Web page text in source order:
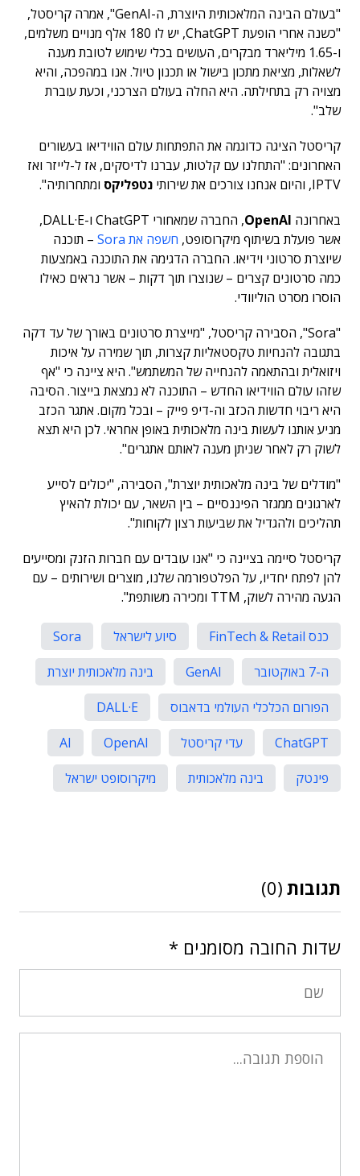
"בעולם הבינה המלאכותית היוצרת, ה-GenAI", אמרה קריסטל,
"כשנה אחרי הופעת ChatGPT, יש לו 180 אלף מנויים משלמים,
ו-1.65 מיליארד מבקרים, העושים בכלי שימוש לטובת מענה
לשאלות, מציאת מתכון בישול או תכנון טיול. אנו במהפכה, והיא
מצויה רק בתחילתה. היא החלה בעולם הצרכני, וכעת עוברת
שלב".
קריסטל הציגה כדוגמה את התפתחות עולם הווידיאו בעשורים
האחרונים: "התחלנו עם קלטות, עברנו לדיסקים, אז ל-לייזר ואז
IPTV, והיום אנחנו צורכים את שירותי
נטפליקס ומתחרותיה".
באחרונה OpenAI
, החברה שמאחורי ChatGPT ו-DALL·E,
אשר פועלת בשיתוף מיקרוסופט, חשפה את Sora
– תוכנה
שיוצרת סרטוני וידיאו. החברה הדגימה את התוכנה באמצעות
כמה סרטונים קצרים – שנוצרו תוך דקות – אשר נראים כאילו
הוסרו מסרט הוליוודי.
"Sora", הסבירה קריסטל, "מייצרת סרטונים באורך של עד דקה
בתגובה להנחיות טקסטאליות קצרות, תוך שמירה על איכות
ויזואלית ובהתאמה להנחייה של המשתמש". היא ציינה כי "אף
שזהו עולם הווידיאו החדש – התוכנה לא נמצאת בייצור. הסיבה
היא ריבוי חדשות הכזב וה-דיפ פייק – ובכל מקום. אתגר הכזב
מניע אותנו לעשות בינה מלאכותית באופן אחראי. לכן היא תצא
לשוק רק לאחר שניתן מענה לאותם אתגרים".
"מודלים של בינה מלאכותית יוצרת", הסבירה, "יכולים לסייע
לארגונים ממגזר הפיננסיים – בין השאר, עם יכולת להאיץ
תהליכים ולהגדיל את שביעות רצון לקוחות".
קריסטל סיימה בציינה כי "אנו עובדים עם חברות הזנק ומסייעים
להן לפתח יחדיו, על הפלטפורמה שלנו, מוצרים ושירותים – עם
הגעה מהירה לשוק, TTM ומכירה משותפת".
כנס FinTech & Retail סיוע לישראל
Sora
ה-7 באוקטובר
GenAI
בינה מלאכותית יוצרת
הפורום הכלכלי העולמי בדאבוס
DALL·E
ChatGPT
עדי קריסטל OpenAI
AI
פינטק
בינה מלאכותית מיקרוסופט ישראל
תגובות (0)
שדות החובה מסומנים *